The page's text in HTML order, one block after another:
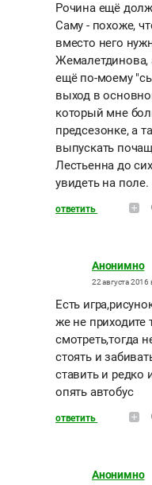
Рочина ещё
Саму - похоже,
вместо него
Жемалетдинова,
ещё по-моему
выход в
который мне
предсезонке, а
выпускать
Лестьенна до
увидеть на поле.
ответить
Анонимно
22 августа 2016
Есть
же не приходите
смотреть,тогда
стоять и
ставить и редко
опять автобус
ответить
Анонимно